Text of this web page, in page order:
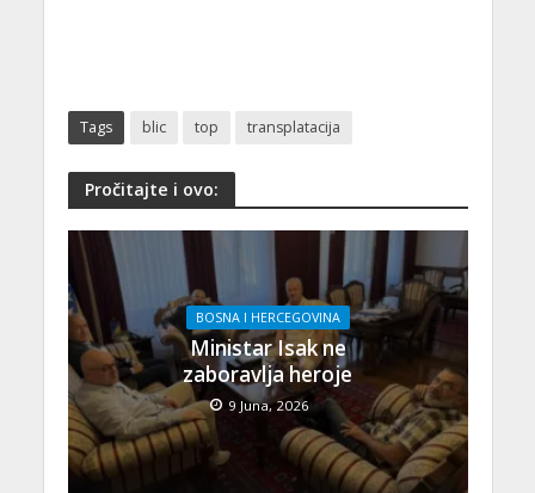
Tags blic top transplatacija
Pročitajte i ovo:
BOSNA I HERCEGOVINA
Ministar Isak ne
zaboravlja heroje
9 Juna, 2026